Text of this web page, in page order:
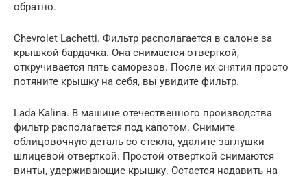
обратно.
Chevrolet Lachetti. Фильтр располагается в салоне за
крышкой бардачка. Она снимается отверткой,
откручивается пять саморезов. После их снятия просто
потяните крышку на себя, вы увидите фильтр.
Lada Kalina. В машине отечественного производства
фильтр располагается под капотом. Снимите
облицовочную деталь со стекла, удалите заглушки
шлицевой отверткой. Простой отверткой снимаются
винты, удерживающие крышку. Остается надавить на